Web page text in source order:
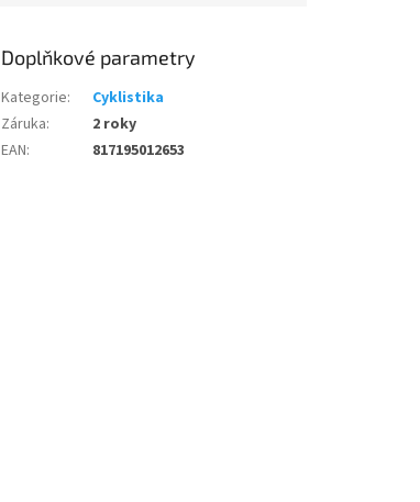
Doplňkové parametry
Kategorie:
Cyklistika
Záruka:
2 roky
EAN: 817195012653